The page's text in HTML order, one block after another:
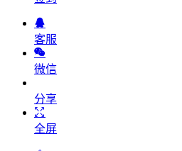
客服
微信
分享
全屏